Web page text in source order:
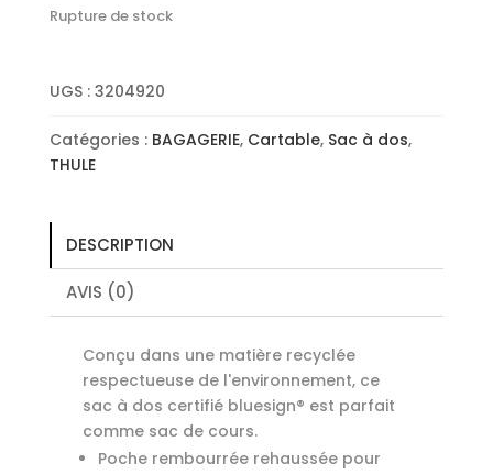
Rupture de stock
UGS : 3204920
Catégories : BAGAGERIE, Cartable, Sac à dos,
THULE
DESCRIPTION
AVIS (0)
Conçu dans une matière recyclée
respectueuse de l'environnement, ce
sac à dos certifié bluesign® est parfait
comme sac de cours.
Poche rembourrée rehaussée pour